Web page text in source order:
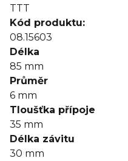
TTT
Kód produktu:
08.15603
Délka
85 mm
Průměr
6 mm
Tloušťka přípoje
35 mm
Délka závitu
30 mm